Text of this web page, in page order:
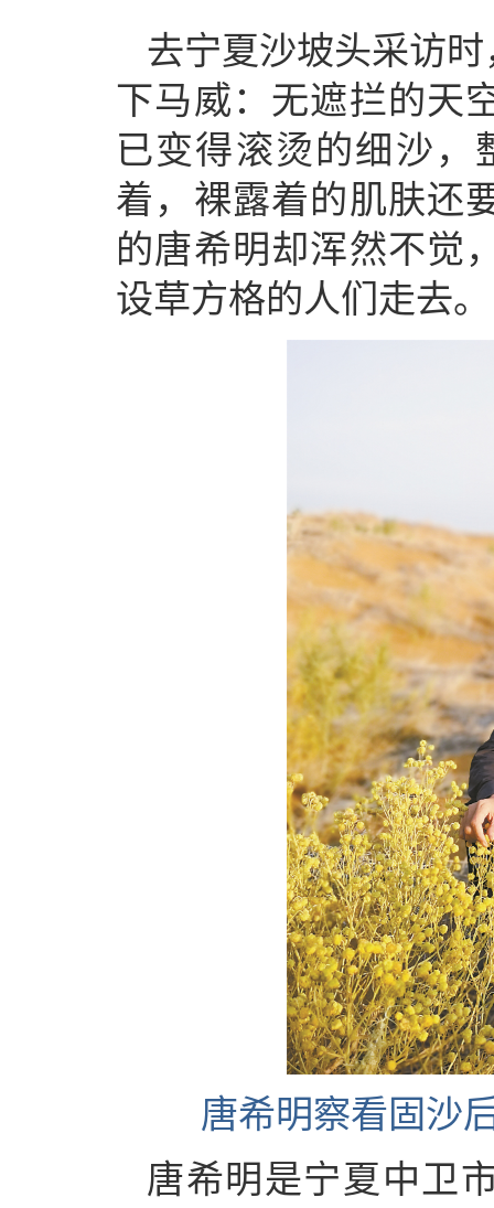
去宁夏沙坡头采访
下马威：无遮拦的天
已变得滚烫的细沙，
着，裸露着的肌肤还
的唐希明却浑然不觉
设草方格的人们走去。
唐希明察看固沙
唐希明是宁夏中卫